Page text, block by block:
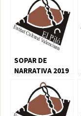
SOPAR DE
NARRATIVA 2019